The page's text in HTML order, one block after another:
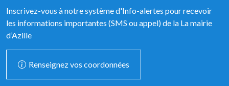
Inscrivez-vous à notre système d'Info-alertes pour recevoir
les informations importantes (SMS ou appel) de la La mairie
d’Azille
Renseignez vos coordonnées